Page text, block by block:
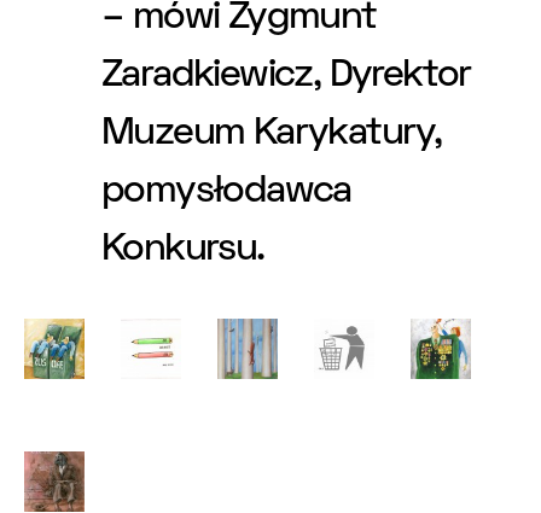
– mówi Zygmunt
Zaradkiewicz, Dyrektor
Muzeum Karykatury,
pomysłodawca
Konkursu.